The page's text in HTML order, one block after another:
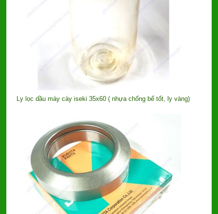
Ly lọc dầu máy cày iseki 35x60 ( nhựa chống bể tốt, ly vàng)